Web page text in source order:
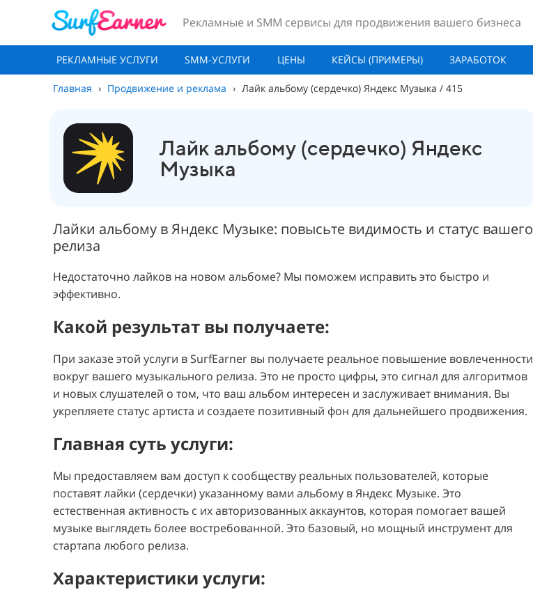
Рекламные и SMM сервисы для продвижения вашего бизнеса
РЕКЛАМНЫЕ УСЛУГИ SMM-УСЛУГИ ЦЕНЫ КЕЙСЫ (ПРИМЕРЫ) ЗАРАБОТОК
Главная › Продвижение и реклама › Лайк альбому (сердечко) Яндекс Музыка / 415
Лайк альбому (сердечко) Яндекс
Музыка
Лайки альбому в Яндекс Музыке: повысьте видимость и статус вашего
релиза
Недостаточно лайков на новом альбоме? Мы поможем исправить это быстро и
эффективно.
Какой результат вы получаете:
При заказе этой услуги в SurfEarner вы получаете реальное повышение вовлеченности
вокруг вашего музыкального релиза. Это не просто цифры, это сигнал для алгоритмов
и новых слушателей о том, что ваш альбом интересен и заслуживает внимания. Вы
укрепляете статус артиста и создаете позитивный фон для дальнейшего продвижения.
Главная суть услуги:
Мы предоставляем вам доступ к сообществу реальных пользователей, которые
поставят лайки (сердечки) указанному вами альбому в Яндекс Музыке. Это
естественная активность с их авторизованных аккаунтов, которая помогает вашей
музыке выглядеть более востребованной. Это базовый, но мощный инструмент для
стартапа любого релиза.
Характеристики услуги: